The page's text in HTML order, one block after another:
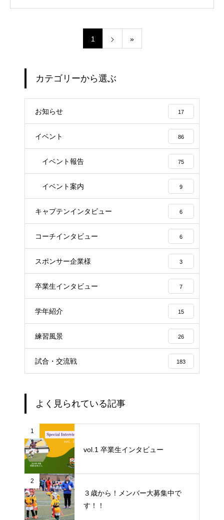
1 »
カテゴリーから選ぶ
お知らせ 17
イベント 86
イベント報告 75
イベント案内 9
キャプテンインタビュー 6
コーチインタビュー 6
スポンサー企業様 3
卒業生インタビュー 7
学年紹介 15
練習風景 26
試合・交流戦 183
よく見られている記事
1
vol.1 卒業生インタビュー
2
３歳から！メンバー大募集中で
す！！